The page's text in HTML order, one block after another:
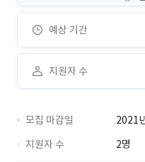
예상 기간
지원자 수
모집 마감일
2021
지원자 수
2명